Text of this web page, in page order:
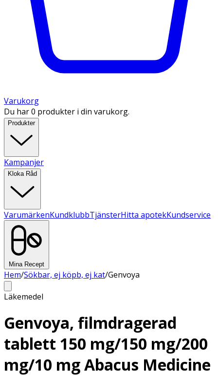
Varukorg
Du har 0 produkter i din varukorg.
Produkter
Kampanjer
Kloka Råd
VarumärkenKundklubbTjänsterHitta apotekKundservice
Mina Recept
Hem/Sökbar, ej köpb, ej kat/Genvoya
Läkemedel
Genvoya, filmdragerad
tablett 150 mg/150 mg/200
mg/10 mg Abacus Medicine